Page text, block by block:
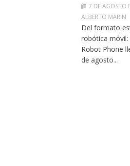
7 DE AGOSTO
ALBERTO MARIN
Del formato
robótica móvil:
Robot Phone
de agosto...